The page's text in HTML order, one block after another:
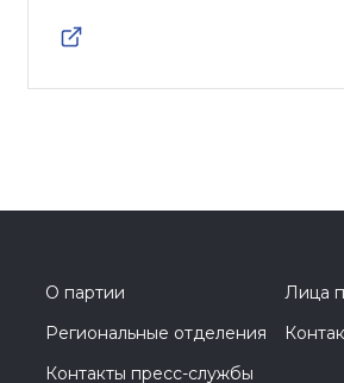
О партии
Лица
Региональные отделения
Контакты пресс-службы